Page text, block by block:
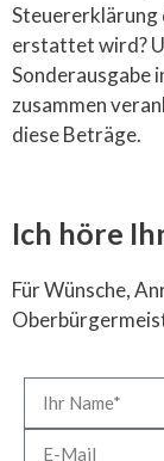
Steuererklärung
erstattet wird?
Sonderausgabe
zusammen
diese Beträge.
Ich höre
Für Wünsche,